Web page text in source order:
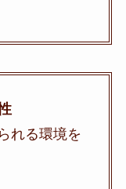
れる環境を